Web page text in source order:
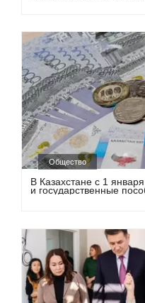
Общество
В Казахстане с 1
и государственные